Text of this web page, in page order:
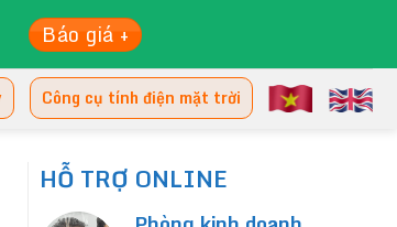
Báo giá +
Công cụ tính điện mặt trời
HỖ TRỢ ONLINE